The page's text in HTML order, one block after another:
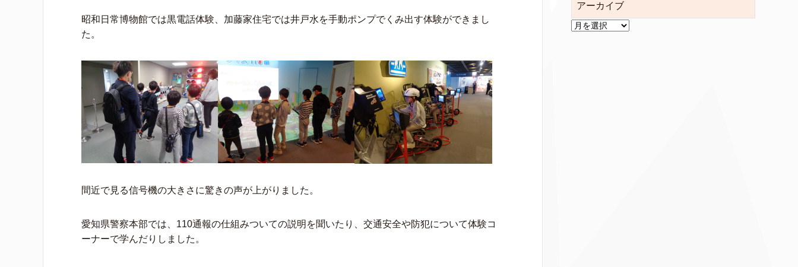
昭和日常博物館では黒電話体験、加藤家住宅では井戸水を手動ポンプでくみ出す体験ができまし
た。
間近で見る信号機の大きさに驚きの声が上がりました。
愛知県警察本部では、110通報の仕組みついての説明を聞いたり、交通安全や防犯について体験コ
ーナーで学んだりしました。
アーカイブ
ア